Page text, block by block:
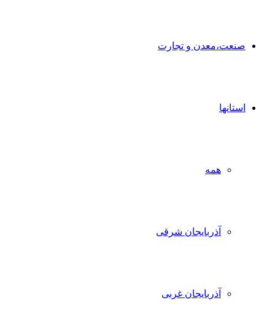
صنعت،معدن و تجارت
استانها
همه
آذربایجان شرقی
آذربایجان غربی